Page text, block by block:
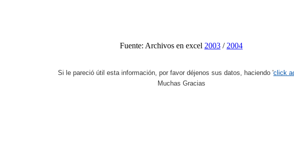
Fuente: Archivos en excel 2003 / 2004
Si le pareció útil esta información, por favor déjenos sus datos, haciendo 'click
Muchas Gracias